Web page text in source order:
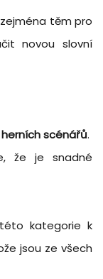
těm pro
novou slovní
scénářů.
že je snadné
kategorie k
jsou ze všech